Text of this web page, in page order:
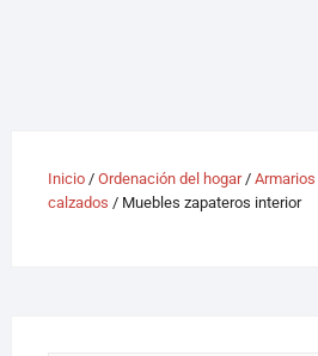
Inicio/ Ordenación del hogar/
calzados / Muebles zapateros interior